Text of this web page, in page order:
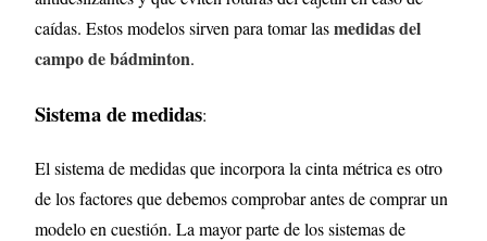
caídas. Estos modelos sirven para tomar lasmedidas del
campo de bádminton.
Sistema de medidas:
El sistema de medidas que incorpora la cinta métrica es otro
de los factores que debemos comprobar antes de comprar un
modelo en cuestión. La mayor parte de los sistemas de